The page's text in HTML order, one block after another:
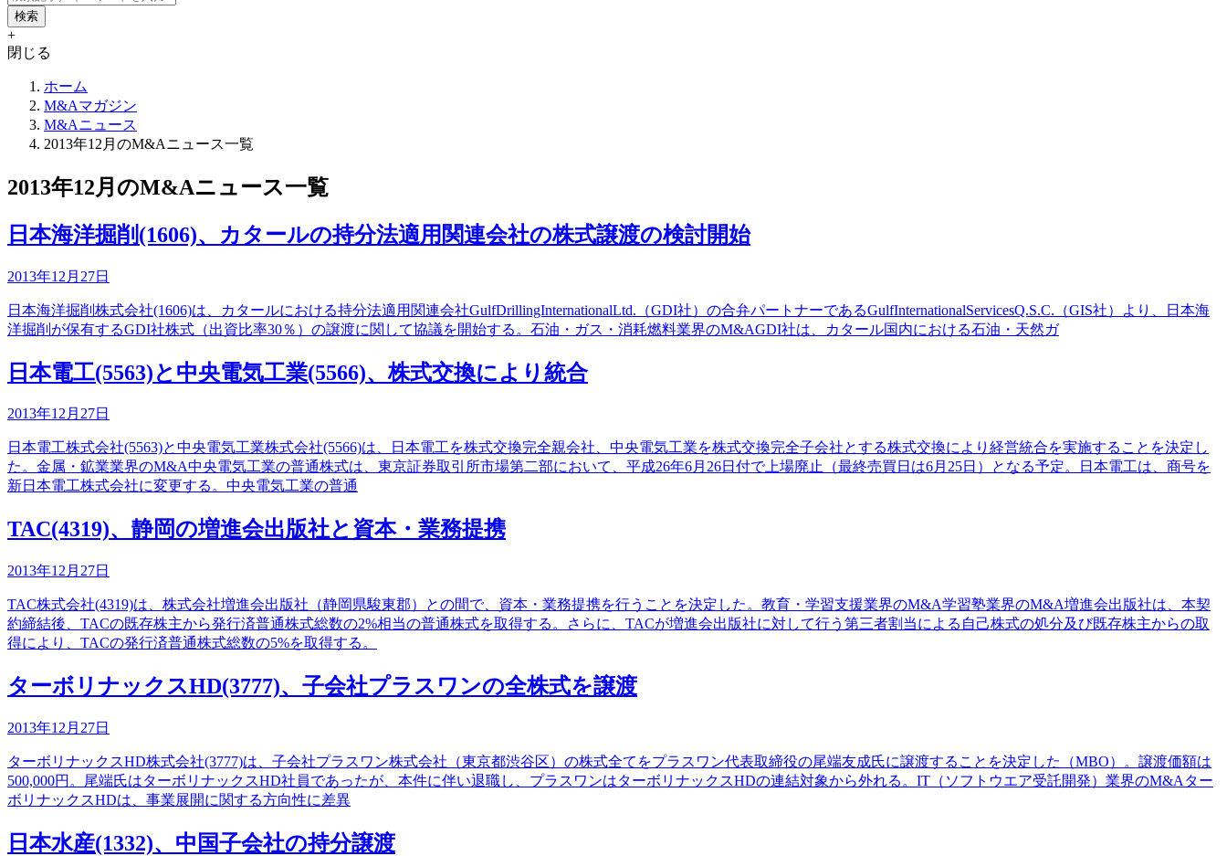
+
閉じる
ホーム
M&Aマガジン
M&Aニュース
2013年12月のM&Aニュース一覧
2013年12月のM&Aニュース一覧
日本海洋掘削(1606)、カタールの持分法適用関連会社の株式譲渡の検討開始
2013年12月27日
日本海洋掘削株式会社(1606)は、カタールにおける持分法適用関連会社GulfDrillingInternationalLtd.（GDI社）の合弁パートナーであるGulfInternationalServicesQ.S.C.（GIS社）より、日本海
洋掘削が保有するGDI社株式（出資比率30％）の譲渡に関して協議を開始する。石油・ガス・消耗燃料業界のM&AGDI社は、カタール国内における石油・天然ガ
日本電工(5563)と中央電気工業(5566)、株式交換により統合
2013年12月27日
日本電工株式会社(5563)と中央電気工業株式会社(5566)は、日本電工を株式交換完全親会社、中央電気工業を株式交換完全子会社とする株式交換により経営統合を実施することを決定し
た。金属・鉱業業界のM&A中央電気工業の普通株式は、東京証券取引所市場第二部において、平成26年6月26日付で上場廃止（最終売買日は6月25日）となる予定。日本電工は、商号を
新日本電工株式会社に変更する。中央電気工業の普通
TAC(4319)、静岡の増進会出版社と資本・業務提携
2013年12月27日
TAC株式会社(4319)は、株式会社増進会出版社（静岡県駿東郡）との間で、資本・業務提携を行うことを決定した。教育・学習支援業界のM&A学習塾業界のM&A増進会出版社は、本契
約締結後、TACの既存株主から発行済普通株式総数の2%相当の普通株式を取得する。さらに、TACが増進会出版社に対して行う第三者割当による自己株式の処分及び既存株主からの取
得により、TACの発行済普通株式総数の5%を取得する。
ターボリナックスHD(3777)、子会社プラスワンの全株式を譲渡
2013年12月27日
ターボリナックスHD株式会社(3777)は、子会社プラスワン株式会社（東京都渋谷区）の株式全てをプラスワン代表取締役の尾端友成氏に譲渡することを決定した（MBO）。譲渡価額は
500,000円。尾端氏はターボリナックスHD社員であったが、本件に伴い退職し、プラスワンはターボリナックスHDの連結対象から外れる。IT（ソフトウエア受託開発）業界のM&Aター
ボリナックスHDは、事業展開に関する方向性に差異
日本水産(1332)、中国子会社の持分譲渡